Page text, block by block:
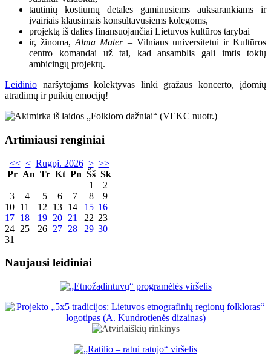
tautinių kostiumų detales gaminusiems auksarankiams ir
įvairiais klausimais konsultavusiems kolegoms,
projektą iš dalies finansuojančiai Lietuvos kultūros tarybai
ir, žinoma,Alma Mater – Vilniaus universitetui ir Kultūros
centro komandai už tai, kad ansamblis gali imtis tokių
ambicingų projektų.
Leidinio naršytojams kolektyvas linki gražaus koncerto, įdomių
atradimų ir puikių emocijų!
Artimiausi renginiai
<< < Rugpj. 2026 > >>
Pr An Tr Kt Pn Šš Sk
1
2
3
4 5 6 7 8
9
10 11 12 13 14 15 16
17 18 19 20 21 22 23
24 25 26 27 28 29 30
31
Naujausi leidiniai